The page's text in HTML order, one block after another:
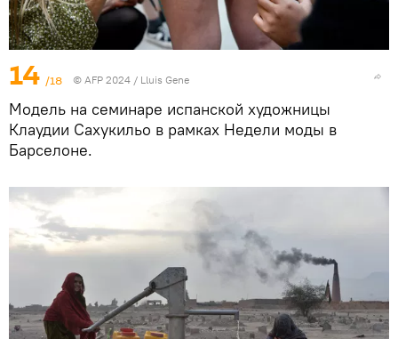
14 /18 © AFP 2024 / Lluis Gene
Модель на семинаре испанской художницы
Клаудии Сахукильо в рамках Недели моды в
Барселоне.